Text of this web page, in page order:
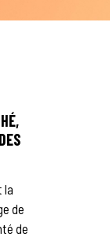
la
de
de